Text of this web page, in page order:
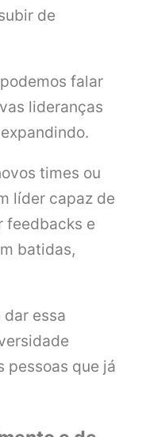
de
falar
lideranças
times ou
líder capaz de
feedbacks e
batidas,
dar essa
pessoas que já